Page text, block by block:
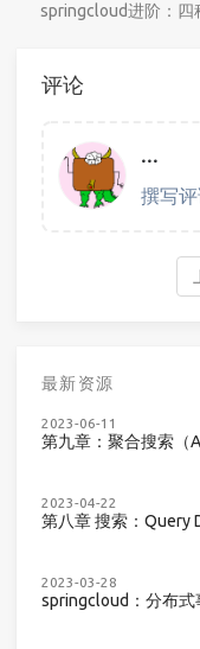
springcloud进阶：四
评论
最新资源
2023-06-11
第九章：聚合搜索（
2023-04-22
第八章 搜索：Query
2023-03-28
springcloud：分布式